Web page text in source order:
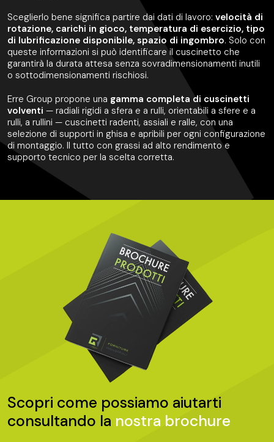
Sceglierlo bene significa partire dai dati di lavoro: velocità di
rotazione, carichi in gioco, temperatura di esercizio, tipo
di lubrificazione disponibile, spazio di ingombro. Solo con
queste informazioni si può identificare il cuscinetto che
garantirà la durata attesa senza sovradimensionamenti inutili
o sottodimensionamenti rischiosi.
Erre Group propone una gamma completa di cuscinetti
volventi — radiali rigidi a sfera e a rulli, orientabili a sfere e a
rulli, a rullini — cuscinetti radenti, assiali e ralle, con una
selezione di supporti in ghisa e apribili per ogni configurazione
di montaggio. Il tutto con grassi ad alto rendimento e
supporto tecnico per la scelta corretta.
Scopri come possiamo aiutarti
consultando la nostra brochure